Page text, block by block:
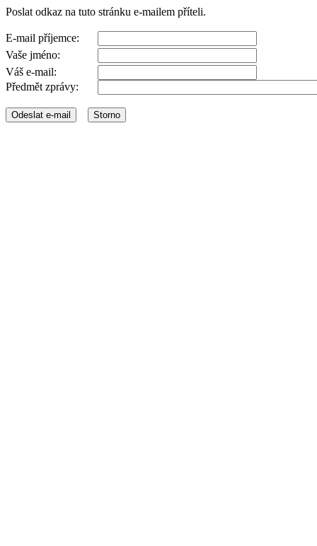
Poslat odkaz na tuto stránku e-mailem příteli.
E-mail příjemce:
Vaše jméno:
Váš e-mail:
Předmět zprávy: